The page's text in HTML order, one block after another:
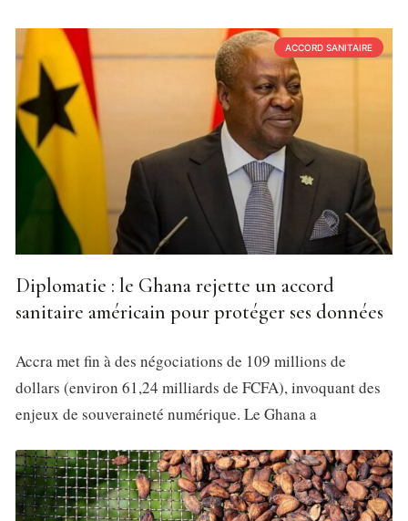
ACCORD SANITAIRE
Diplomatie : le Ghana rejette un accord
sanitaire américain pour protéger ses données
Accra met fin à des négociations de 109 millions de
dollars (environ 61,24 milliards de FCFA), invoquant des
enjeux de souveraineté numérique. Le Ghana a